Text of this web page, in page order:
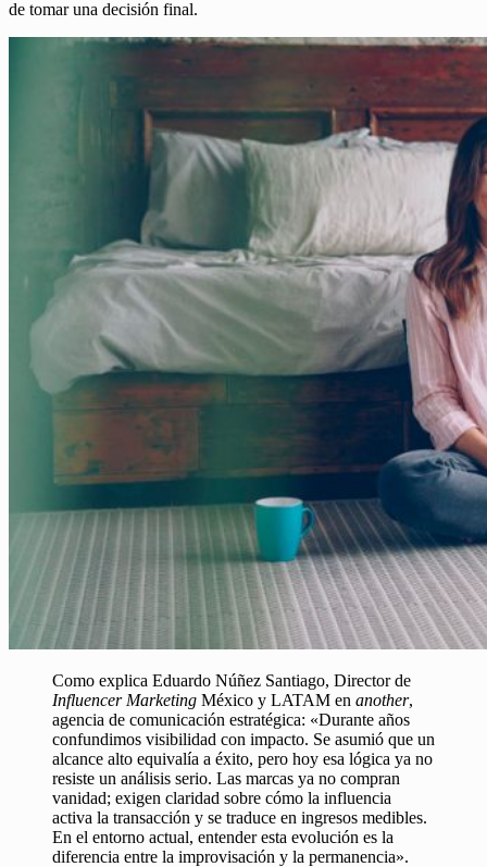
de tomar una decisión final.
Como explica Eduardo Núñez Santiago, Director de
Influencer Marketing México y LATAM en another,
agencia de comunicación estratégica: «Durante años
confundimos visibilidad con impacto. Se asumió que un
alcance alto equivalía a éxito, pero hoy esa lógica ya no
resiste un análisis serio. Las marcas ya no compran
vanidad; exigen claridad sobre cómo la influencia
activa la transacción y se traduce en ingresos medibles.
En el entorno actual, entender esta evolución es la
diferencia entre la improvisación y la permanencia».